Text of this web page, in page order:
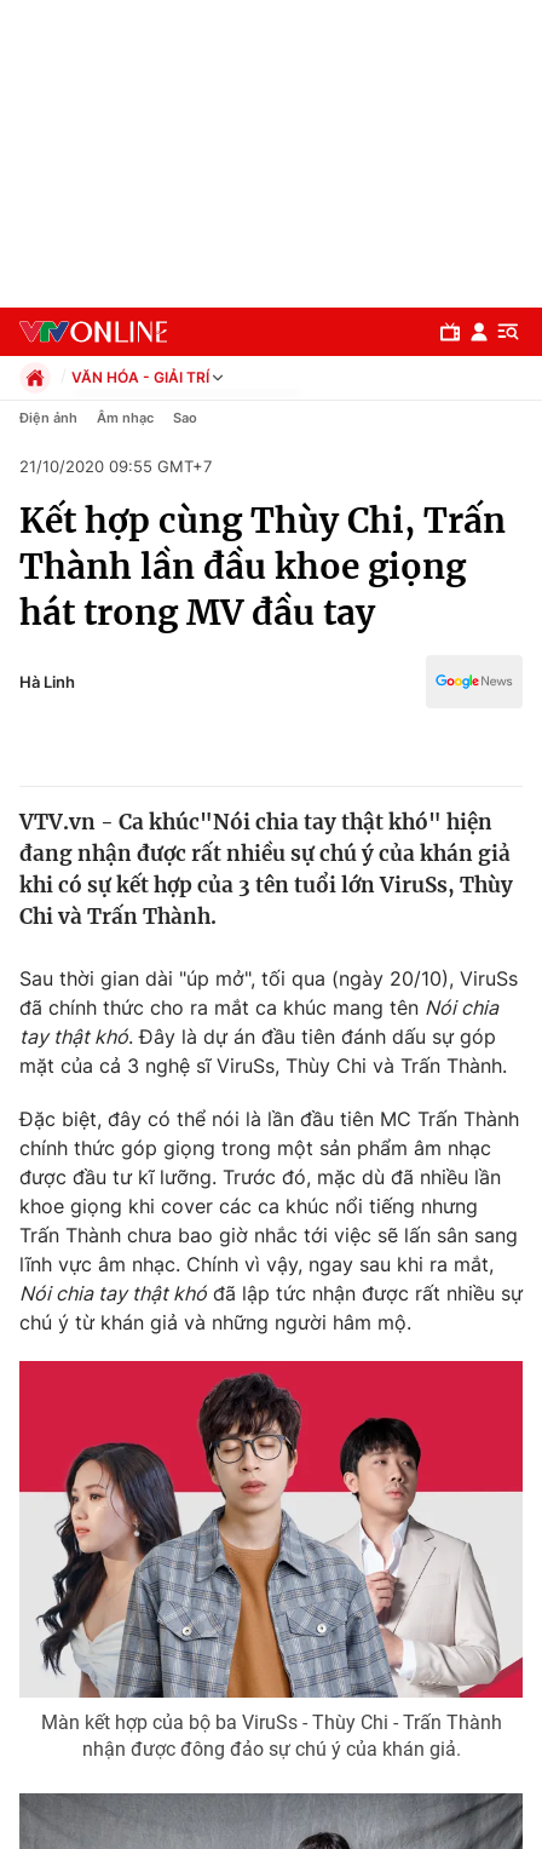
Chuyên mục
Chính trị
Xã hội
Pháp luật
Thế giới
Tin tức
Thế giới đó đây
Câu chuyện quốc tế
Kinh tế
Thị trường
Góc doanh nghiệp
Dữ liệu và đời sống
Truyền hình
Hậu trường
Nhân vật
Khán giả
Giải sao mai
Giải trí
Điện ảnh
Âm nhạc
Sao
Đời sống
Du lịch
Làm đẹp
Chất lượng cuộc sống
Giáo dục
Tuyển sinh
Công nghệ
Hitech Công nghệ tương lai
Thị trường
Tư vấn
Giao lưu trực tuyến
Lịch phát sóng
Chuyên mục khác
Emagazine Podcast
Photo Infographic
Video Shorts video
VTV Money VTV Thể thao
VĂN HÓA - GIẢI TRÍ
Chính trị
Pháp luật
Kinh tế
Thể thao
Truyền hình
Văn hóa - Giải trí
Điện ảnh Âm nhạc Sao
21/10/2020 09:55 GMT+7
Kết hợp cùng Thùy Chi, Trấn
Thành lần đầu khoe giọng
hát trong MV đầu tay
Hà Linh
VTV.vn - Ca khúc"Nói chia tay thật khó" hiện
đang nhận được rất nhiều sự chú ý của khán giả
khi có sự kết hợp của 3 tên tuổi lớn ViruSs, Thùy
Chi và Trấn Thành.
Sau thời gian dài "úp mở", tối qua (ngày 20/10), ViruSs
đã chính thức cho ra mắt ca khúc mang tên Nói chia
tay thật khó. Đây là dự án đầu tiên đánh dấu sự góp
mặt của cả 3 nghệ sĩ ViruSs, Thùy Chi và Trấn Thành.
Đặc biệt, đây có thể nói là lần đầu tiên MC Trấn Thành
chính thức góp giọng trong một sản phẩm âm nhạc
được đầu tư kĩ lưỡng. Trước đó, mặc dù đã nhiều lần
khoe giọng khi cover các ca khúc nổi tiếng nhưng
Trấn Thành chưa bao giờ nhắc tới việc sẽ lấn sân sang
lĩnh vực âm nhạc. Chính vì vậy, ngay sau khi ra mắt,
Nói chia tay thật khó đã lập tức nhận được rất nhiều sự
chú ý từ khán giả và những người hâm mộ.
Màn kết hợp của bộ ba ViruSs - Thùy Chi - Trấn Thành
nhận được đông đảo sự chú ý của khán giả.